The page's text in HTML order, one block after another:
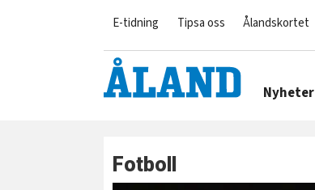
E-tidning Tipsa oss Ålandskortet
Nyheter
Fotboll